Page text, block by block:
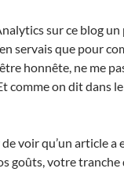
sur ce blog
servais que pour
honnête, ne me
comme on dit dans
voir qu’un article a
goûts, votre tranche